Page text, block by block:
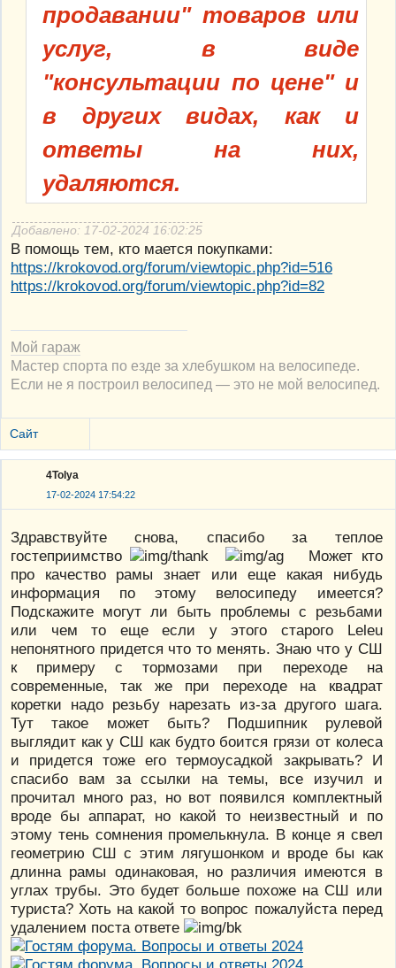
продавании" товаров или
услуг, в виде
"консультации по цене" и
в других видах, как и
ответы на них,
удаляются.
Добавлено: 17-02-2024 16:02:25
В помощь тем, кто мается покупками:
https://krokovod.org/forum/viewtopic.php?id=516
https://krokovod.org/forum/viewtopic.php?id=82
Мой гараж
Мастер спорта по езде за хлебушком на велосипеде.
Если не я построил велосипед — это не мой велосипед.
Сайт
4Tolya
17-02-2024 17:54:22
Здравствуйте снова, спасибо за теплое
гостеприимство
Может кто
про качество рамы знает или еще какая нибудь
информация по этому велосипеду имеется?
Подскажите могут ли быть проблемы с резьбами
или чем то еще если у этого старого Leleu
непонятного придется что то менять. Знаю что у СШ
к примеру с тормозами при переходе на
современные, так же при переходе на квадрат
коретки надо резьбу нарезать из-за другого шага.
Тут такое может быть? Подшипник рулевой
выглядит как у СШ как будто боится грязи от колеса
и придется тоже его термоусадкой закрывать? И
спасибо вам за ссылки на темы, все изучил и
прочитал много раз, но вот появился комплектный
вроде бы аппарат, но какой то неизвестный и по
этому тень сомнения промелькнула. В конце я свел
геометрию СШ с этим лягушонком и вроде бы как
длинна рамы одинаковая, но различия имеются в
углах трубы. Это будет больше похоже на СШ или
туриста? Хоть на какой то вопрос пожалуйста перед
удалением поста ответе